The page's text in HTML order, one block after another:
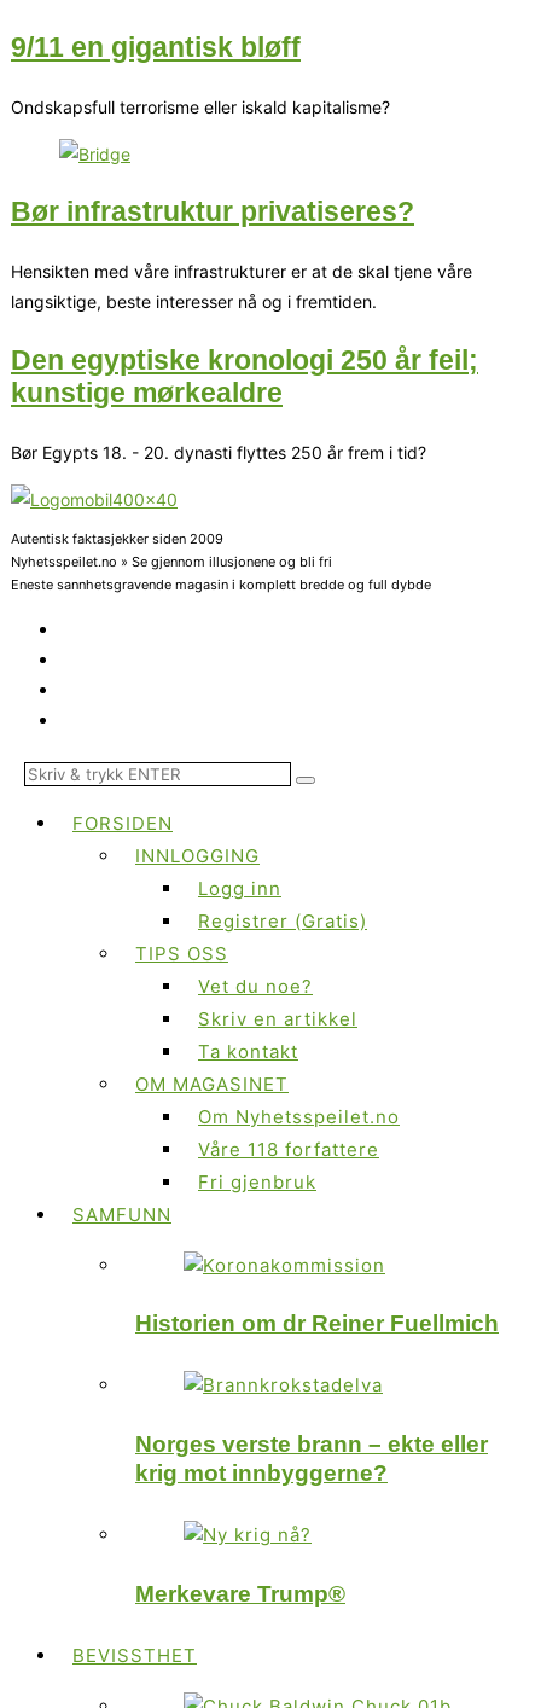
9/11 en gigantisk bløff
Ondskapsfull terrorisme eller iskald kapitalisme?
Bør infrastruktur privatiseres?
Hensikten med våre infrastrukturer er at de skal tjene våre
langsiktige, beste interesser nå og i fremtiden.
Den egyptiske kronologi 250 år feil;
kunstige mørkealdre
Bør Egypts 18. - 20. dynasti flyttes 250 år frem i tid?
Autentisk faktasjekker siden 2009
Nyhetsspeilet.no » Se gjennom illusjonene og bli fri
Eneste sannhetsgravende magasin i komplett bredde og full dybde
FORSIDEN
INNLOGGING
Logg inn
Registrer (Gratis)
TIPS OSS
Vet du noe?
Skriv en artikkel
Ta kontakt
OM MAGASINET
Om Nyhetsspeilet.no
Våre 118 forfattere
Fri gjenbruk
SAMFUNN
Historien om dr Reiner Fuellmich
Norges verste brann – ekte eller
krig mot innbyggerne?
Merkevare Trump®
BEVISSTHET